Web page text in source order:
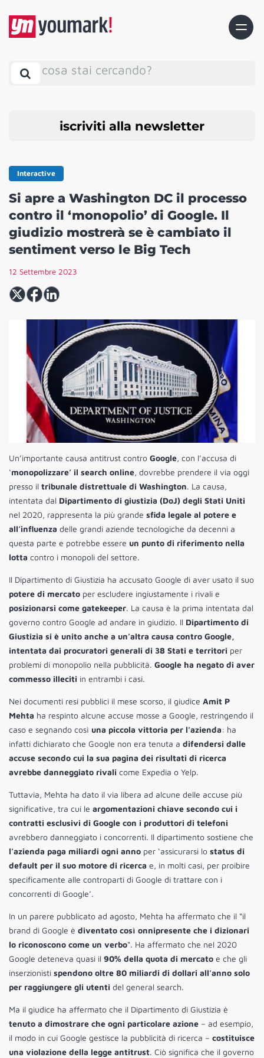
cosa stai cercando?
iscriviti alla newsletter
Interactive
Si apre a Washington DC il processo
contro il ‘monopolio’ di Google. Il
giudizio mostrerà se è cambiato il
sentiment verso le Big Tech
12 Settembre 2023
Un’importante causa antitrust contro Google, con l’accusa di
‘monopolizzare’ il search online, dovrebbe prendere il via oggi
presso il tribunale distrettuale di Washington. La causa,
intentata dal Dipartimento di giustizia (DoJ) degli Stati Uniti
nel 2020, rappresenta la più grande sfida legale al potere e
all’influenza delle grandi aziende tecnologiche da decenni a
questa parte e potrebbe essere un punto di riferimento nella
lotta contro i monopoli del settore.
Il Dipartimento di Giustizia ha accusato Google di aver usato il suo
potere di mercato per escludere ingiustamente i rivali e
posizionarsi come gatekeeper. La causa è la prima intentata dal
governo contro Google ad andare in giudizio. Il Dipartimento di
Giustizia si è unito anche a un’altra causa contro Google,
intentata dai procuratori generali di 38 Stati e territori per
problemi di monopolio nella pubblicità. Google ha negato di aver
commesso illeciti in entrambi i casi.
Nei documenti resi pubblici il mese scorso, il giudice Amit P
Mehta ha respinto alcune accuse mosse a Google, restringendo il
caso e segnando così una piccola vittoria per l’azienda: ha
infatti dichiarato che Google non era tenuta a difendersi dalle
accuse secondo cui la sua pagina dei risultati di ricerca
avrebbe danneggiato rivali come Expedia o Yelp.
Tuttavia, Mehta ha dato il via libera ad alcune delle accuse più
significative, tra cui le argomentazioni chiave secondo cui i
contratti esclusivi di Google con i produttori di telefoni
avrebbero danneggiato i concorrenti. Il dipartimento sostiene che
l’azienda paga miliardi ogni anno per ‘assicurarsi lo status di
default per il suo motore di ricerca e, in molti casi, per proibire
specificamente alle controparti di Google di trattare con i
concorrenti di Google’.
In un parere pubblicato ad agosto, Mehta ha affermato che il “il
brand di Google è diventato così onnipresente che i dizionari
lo riconoscono come un verbo“. Ha affermato che nel 2020
Google deteneva quasi il 90% della quota di mercato e che gli
inserzionisti spendono oltre 80 miliardi di dollari all’anno solo
per raggiungere gli utenti del general search.
Ma il giudice ha affermato che il Dipartimento di Giustizia è
tenuto a dimostrare che ogni particolare azione – ad esempio,
il modo in cui Google gestisce la pubblicità di ricerca – costituisce
una violazione della legge antitrust. Ciò significa che il governo